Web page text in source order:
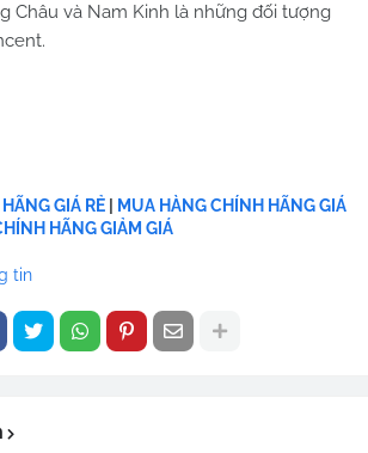
Châu và Nam Kinh là những đối tượng
GIÁ RẺ
MUA HÀNG CHÍNH HÃNG GIÁ
HÃNG GIẢM GIÁ
tin